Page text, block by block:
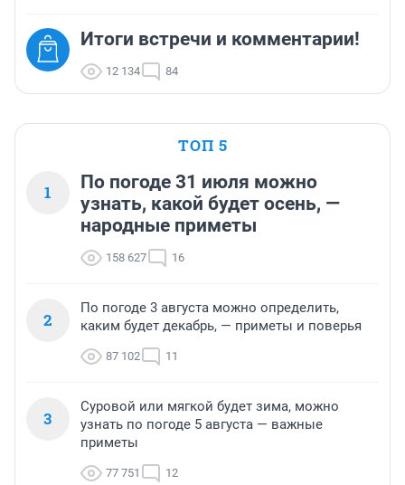
Итоги встречи и комментарии!
12 134 84
ТОП 5
1
По погоде 31 июля можно
узнать, какой будет осень, —
народные приметы
158 627 16
2
По погоде 3 августа можно определить,
каким будет декабрь, — приметы и поверья
87 102 11
3
Суровой или мягкой будет зима, можно
узнать по погоде 5 августа — важные
приметы
77 751 12